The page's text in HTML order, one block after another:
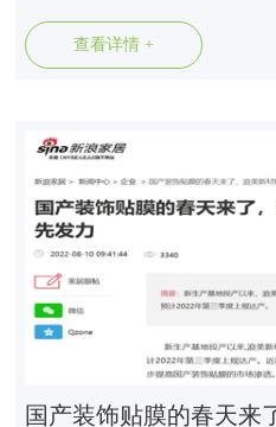
升级中取得的成就。园区获评为广
为清新区乃至清远市工业领域首
查看详情 +